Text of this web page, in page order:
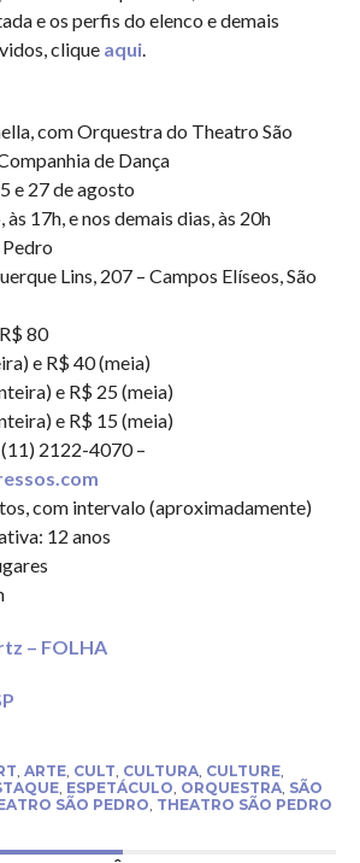
e os perfis do elenco e demais
clique aqui.
com Orquestra do Theatro São
de Dança
e 27 de agosto
17h, e nos demais dias, às 20h
Lins, 207 – Campos Elíseos, São
80
e R$ 40 (meia)
e R$ 25 (meia)
e R$ 15 (meia)
2122-4070 –
com intervalo (aproximadamente)
12 anos
– FOLHA
, ARTE, CULT, CULTURA, CULTURE,
, ESPETÁCULO, ORQUESTRA, SÃO
SÃO PEDRO, THEATRO SÃO PEDRO